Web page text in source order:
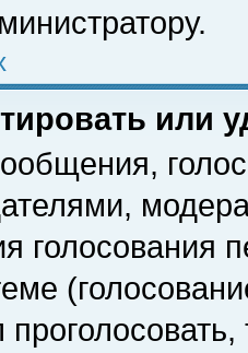
или
голосования